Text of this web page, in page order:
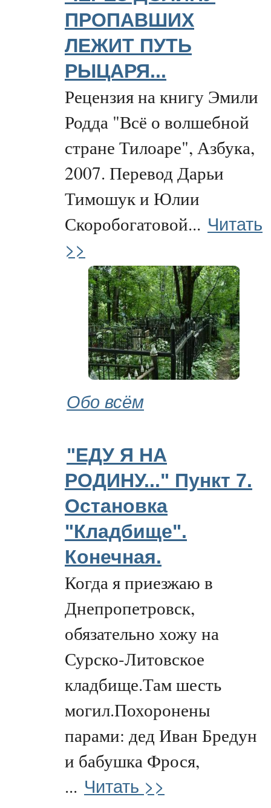
ПРОПАВШИХ
ЛЕЖИТ ПУТЬ
РЫЦАРЯ...
Рецензия на книгу Эмили
Родда "Всё о волшебной
стране Тилоаре", Азбука,
2007. Перевод Дарьи
Тимошук и Юлии
Скоробогатовой... Читать
>>
Обо всём
"ЕДУ Я НА
РОДИНУ..." Пункт 7.
Остановка
"Кладбище".
Конечная.
Когда я приезжаю в
Днепропетровск,
обязательно хожу на
Сурско-Литовское
кладбище.Там шесть
могил.Похоронены
парами: дед Иван Бредун
и бабушка Фрося,
... Читать >>